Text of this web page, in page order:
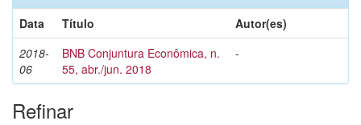
Data
Título
Autor(es)
2018-
06
BNB Conjuntura Econômica, n.
55, abr./jun. 2018
-
Refinar